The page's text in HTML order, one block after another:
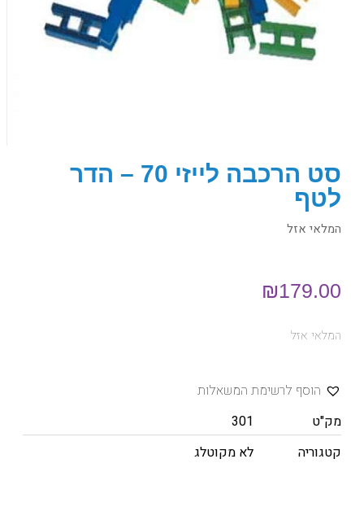
סט הרכבה לייזי 70 – הדר
לטף
המלאי אזל
₪179.00
המלאי אזל
הוסף לרשימת המשאלות
מק"ט
301
קטגוריה
לא מקוטלג